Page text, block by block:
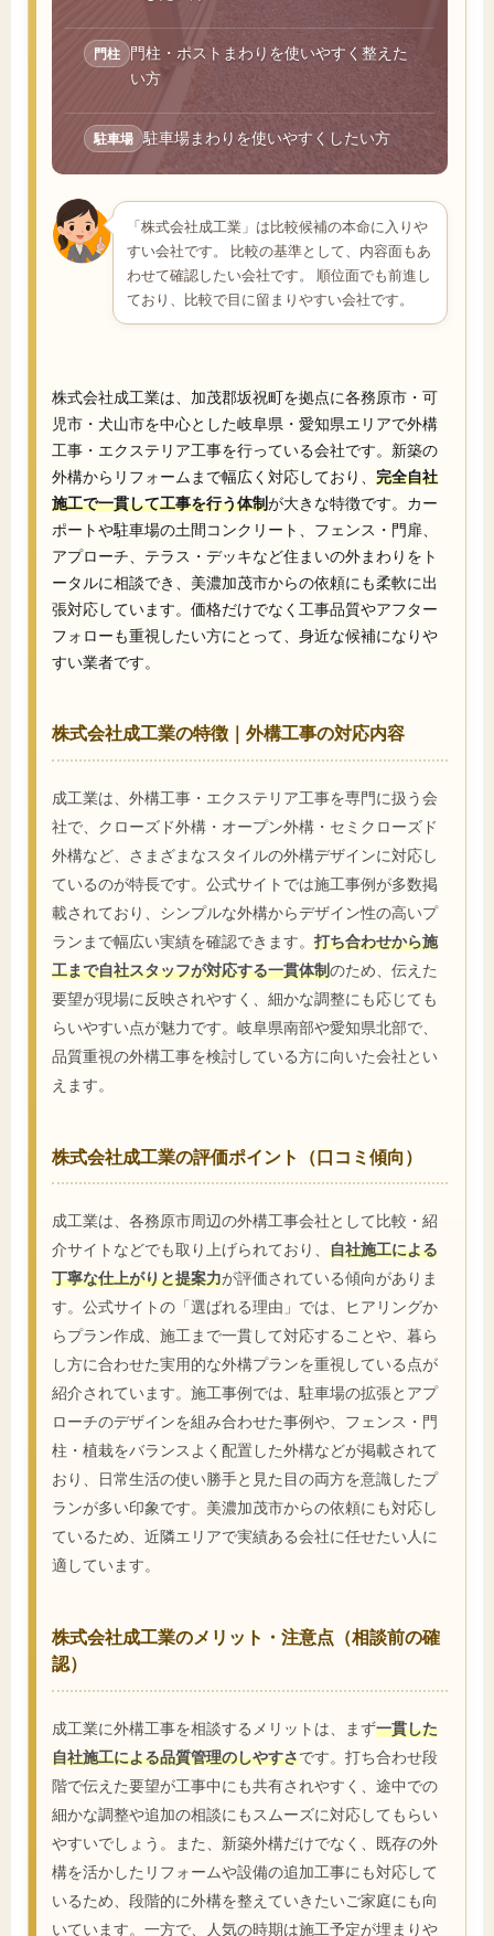
門柱
門柱・ポストまわりを使いやすく整えた
い方
駐車場 駐車場まわりを使いやすくしたい方
「株式会社成工業」は比較候補の本命に入りや
すい会社です。 比較の基準として、内容面もあ
わせて確認したい会社です。 順位面でも前進し
ており、比較で目に留まりやすい会社です。
株式会社成工業は、加茂郡坂祝町を拠点に各務原市・可
児市・犬山市を中心とした岐阜県・愛知県エリアで外構
工事・エクステリア工事を行っている会社です。新築の
外構からリフォームまで幅広く対応しており、 完全自社
施工で一貫して工事を行う体制が大きな特徴です。カー
ポートや駐車場の土間コンクリート、フェンス・門扉、
アプローチ、テラス・デッキなど住まいの外まわりをト
ータルに相談でき、美濃加茂市からの依頼にも柔軟に出
張対応しています。価格だけでなく工事品質やアフター
フォローも重視したい方にとって、身近な候補になりや
すい業者です。
株式会社成工業の特徴｜外構工事の対応内容
成工業は、外構工事・エクステリア工事を専門に扱う会
社で、クローズド外構・オープン外構・セミクローズド
外構など、さまざまなスタイルの外構デザインに対応し
ているのが特長です。公式サイトでは施工事例が多数掲
載されており、シンプルな外構からデザイン性の高いプ
ランまで幅広い実績を確認できます。 打ち合わせから施
工まで自社スタッフが対応する一貫体制のため、伝えた
要望が現場に反映されやすく、細かな調整にも応じても
らいやすい点が魅力です。岐阜県南部や愛知県北部で、
品質重視の外構工事を検討している方に向いた会社とい
えます。
株式会社成工業の評価ポイント（口コミ傾向）
成工業は、各務原市周辺の外構工事会社として比較・紹
介サイトなどでも取り上げられており、 自社施工による
丁寧な仕上がりと提案力が評価されている傾向がありま
す。公式サイトの「選ばれる理由」では、ヒアリングか
らプラン作成、施工まで一貫して対応することや、暮ら
し方に合わせた実用的な外構プランを重視している点が
紹介されています。施工事例では、駐車場の拡張とアプ
ローチのデザインを組み合わせた事例や、フェンス・門
柱・植栽をバランスよく配置した外構などが掲載されて
おり、日常生活の使い勝手と見た目の両方を意識したプ
ランが多い印象です。美濃加茂市からの依頼にも対応し
ているため、近隣エリアで実績ある会社に任せたい人に
適しています。
株式会社成工業のメリット・注意点（相談前の確
認）
成工業に外構工事を相談するメリットは、まず一貫した
自社施工による品質管理のしやすさです。打ち合わせ段
階で伝えた要望が工事中にも共有されやすく、途中での
細かな調整や追加の相談にもスムーズに対応してもらい
やすいでしょう。また、新築外構だけでなく、既存の外
構を活かしたリフォームや設備の追加工事にも対応して
いるため、段階的に外構を整えていきたいご家庭にも向
いています。一方で、人気の時期は施工予定が埋まりや